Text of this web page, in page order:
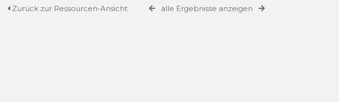
Zurück zur Ressourcen-Ansicht alle Ergebnisse anzeigen